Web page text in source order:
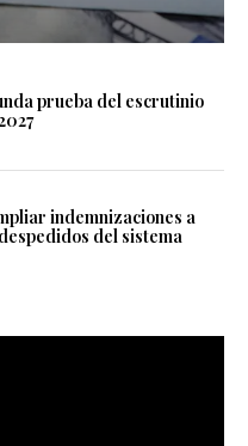
prueba del escrutinio
indemnizaciones a
del sistema